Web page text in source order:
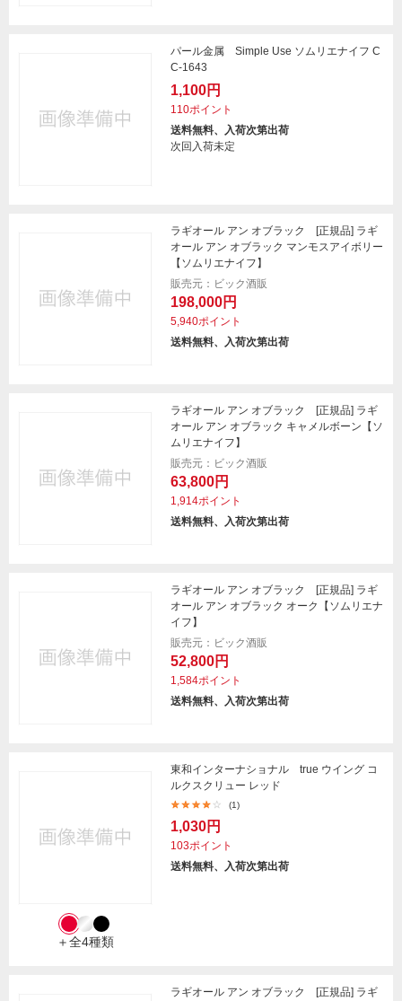
パール金属 Simple Use ソムリエナイフ C
C-1643
1,100円
110ポイント
送料無料、入荷次第出荷
次回入荷未定
ラギオール アン オブラック [正規品] ラギ
オール アン オブラック マンモスアイボリー
【ソムリエナイフ】
販売元：ビック酒販
198,000円
5,940ポイント
送料無料、入荷次第出荷
ラギオール アン オブラック [正規品] ラギ
オール アン オブラック キャメルボーン【ソ
ムリエナイフ】
販売元：ビック酒販
63,800円
1,914ポイント
送料無料、入荷次第出荷
ラギオール アン オブラック [正規品] ラギ
オール アン オブラック オーク【ソムリエナ
イフ】
販売元：ビック酒販
52,800円
1,584ポイント
送料無料、入荷次第出荷
＋全4種類
東和インターナショナル true ウイング コ
ルクスクリュー レッド
(1)
1,030円
103ポイント
送料無料、入荷次第出荷
ラギオール アン オブラック [正規品] ラギ